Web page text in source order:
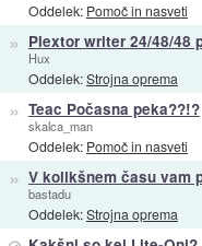
Oddelek: Pomoč in nasveti
» Plextor writer 24/48/48
Hux
Oddelek:Strojna oprema
» Teac Počasna peka??!?
skalca_man
Oddelek: Pomoč in nasveti
» V kolikšnem času vam
bastadu
Oddelek:Strojna oprema